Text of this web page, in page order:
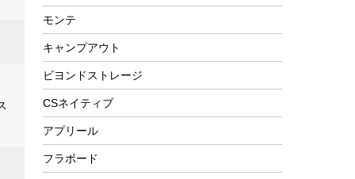
ランチボックス
ピクニックセット
ウィンター
防寒ウェア
ツール&アクセサリー
トレッキング
トレッキングステッキ
プレイグッズ
モンテ
キャンプアウト
ビヨンドストレージ
CSネイティブ
アプリール
フラボード